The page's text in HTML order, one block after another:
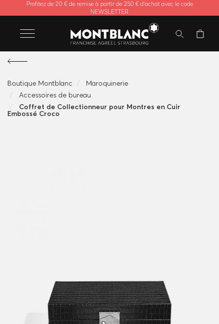
Profitez de 20 € de remise à partir de 250 € d'achat avec le code
NEWSLETTER
Boutique Montblanc
Maroquinerie
Accessoires de bureau
Coffret de Collectionneur pour Montres en Cuir
Embossé Croco